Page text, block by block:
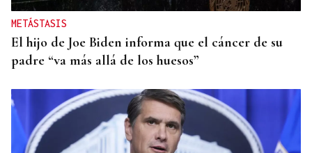
METÁSTASIS
El hijo de Joe Biden informa que el cáncer de su
padre “va más allá de los huesos”